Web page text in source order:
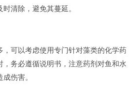
清除，避免其蔓延。
，可以考虑使用专门针对藻类的化学药
，务必遵循说明书，注意药剂对鱼和水
伤害。